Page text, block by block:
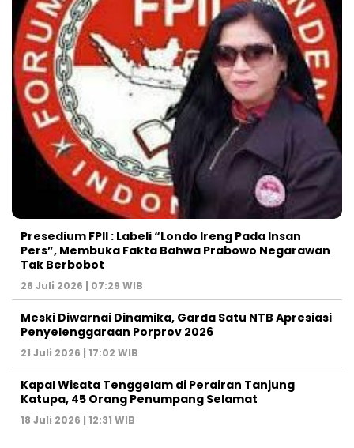
Presedium FPII : Labeli “Londo Ireng Pada Insan
Pers”, Membuka Fakta Bahwa Prabowo Negarawan
Tak Berbobot
26 Juli 2026 | 07:29 WIB
Meski Diwarnai Dinamika, Garda Satu NTB Apresiasi
Penyelenggaraan Porprov 2026 ‎
21 Juli 2026 | 17:02 WIB
Kapal Wisata Tenggelam di Perairan Tanjung
Katupa, 45 Orang Penumpang Selamat
18 Juli 2026 | 12:31 WIB